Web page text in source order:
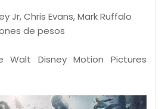
Jr, Chris Evans, Mark Ruffalo
de pesos
Walt Disney Motion Pictures